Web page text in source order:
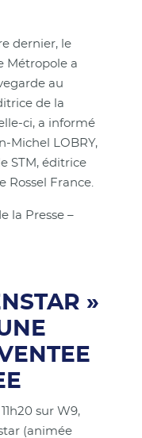
dernier, le
Métropole a
au
de la
ci, a informé
Michel LOBRY,
STM, éditrice
Rossel France.
la Presse –
»
sur W9,
(animée